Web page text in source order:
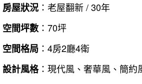
房屋狀況 ：老屋翻新 / 30年
空間坪數 ：70坪
空間格局 ：4房2廳4衛
設計風格：現代風、奢華風、簡約